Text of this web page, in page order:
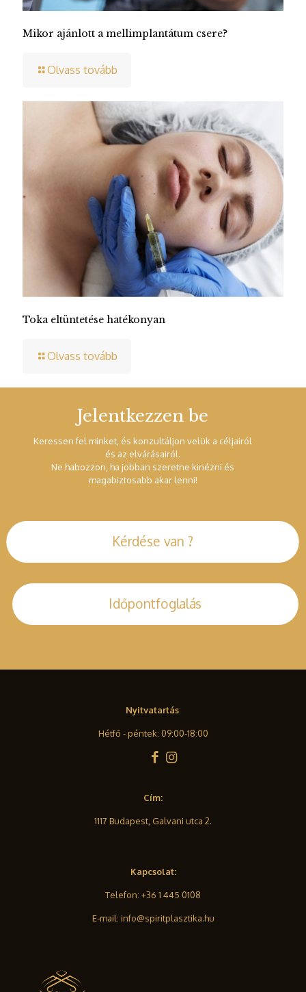
Mikor ajánlott a mellimplantátum csere?
Olvass tovább
Toka eltüntetése hatékonyan
Olvass tovább
Jelentkezzen be
Keressen fel minket, és konzultáljon velük a céljairól
és az elvárásairól.
Ne habozzon, ha jobban szeretne kinézni és
magabiztosabb akar lenni!
Kérdése van ?
Időpontfoglalás
Nyitvatartás:
Hétfő - péntek: 09:00-18:00
Cím:
1117 Budapest, Galvani utca 2.
Kapcsolat:
Telefon: +36 1 445 0108
E-mail: info@spiritplasztika.hu